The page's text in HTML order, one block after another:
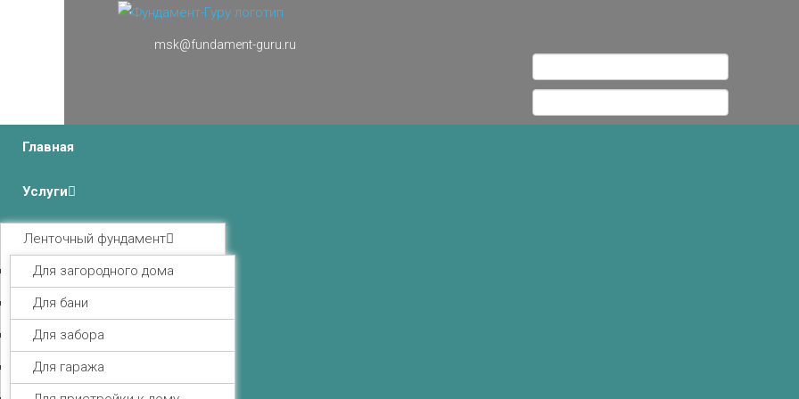
msk@fundament-guru.ru
Главная
Услуги
Ленточный фундамент
Для загородного дома
Для бани
Для забора
Для гаража